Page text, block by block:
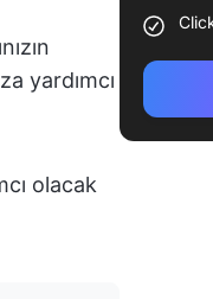
yardımcı
olacak